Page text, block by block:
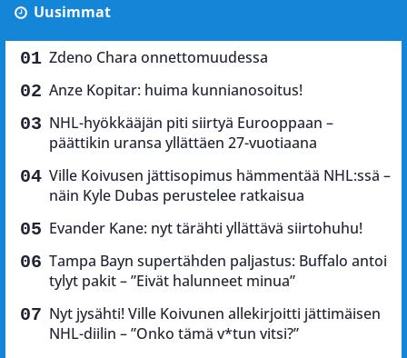
Uusimmat
Zdeno Chara onnettomuudessa
Anze Kopitar: huima kunnianosoitus!
NHL-hyökkääjän piti siirtyä Eurooppaan –
päättikin uransa yllättäen 27-vuotiaana
Ville Koivusen jättisopimus hämmentää NHL:ssä –
näin Kyle Dubas perustelee ratkaisua
Evander Kane: nyt tärähti yllättävä siirtohuhu!
Tampa Bayn supertähden paljastus: Buffalo antoi
tylyt pakit – ”Eivät halunneet minua”
Nyt jysähti! Ville Koivunen allekirjoitti jättimäisen
NHL-diilin – ”Onko tämä v*tun vitsi?”